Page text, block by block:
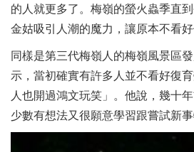
的人就更多了。梅嶺的螢火蟲季直
金姑吸引人潮的魔力，讓原本不看好
同樣是第三代梅嶺人的梅嶺風景區
示，當初確實有許多人並不看好復
人也開過鴻文玩笑」。他說，幾十
少數有想法又很願意學習跟嘗試新事